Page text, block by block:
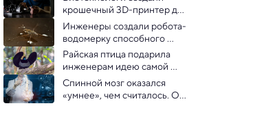
крошечный 3D-принтер для
печати клеток внутри
организма
Инженеры создали робота-
водомерку способного
передвигаться по воде:
видео
Райская птица подарила
инженерам идею самой
черной ткани
Спинной мозг оказался
«умнее», чем считалось. Он